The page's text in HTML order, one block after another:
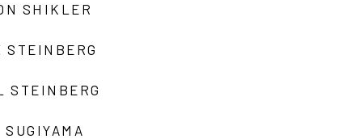
SHIKLER
STEINBERG
STEINBERG
SUGIYAMA